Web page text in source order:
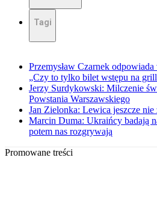
Tagi
Przemysław Czarnek
„Czy to tylko bilet wstępu na
Jerzy Surdykowski: Milczenie
Powstania Warszawskiego
Jan Zielonka: Lewica jeszcze nie
Marcin Duma: Ukraińcy badają
potem nas rozgrywają
Promowane treści